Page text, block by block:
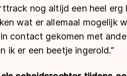
nog altijd een heel
wat er allemaal mogelijk
contact gekomen met
ik er een beetje ingerold.”